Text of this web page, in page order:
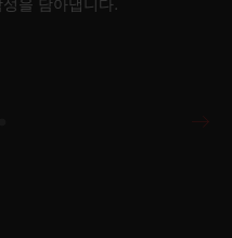
을 담아냅니다.